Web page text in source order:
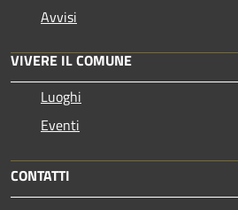
Avvisi
VIVERE IL COMUNE
Luoghi
Eventi
CONTATTI